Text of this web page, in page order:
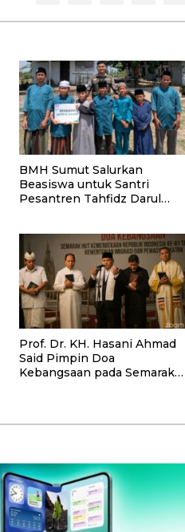
BMH Sumut Salurkan
Beasiswa untuk Santri
Pesantren Tahfidz Darul
Prof. Dr. KH. Hasani Ahmad
Said Pimpin Doa
Kebangsaan pada Semarak